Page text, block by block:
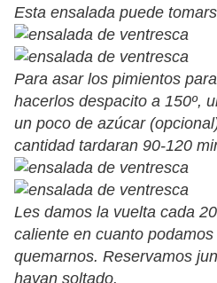
Esta ensalada puede
Para asar los pimientos
hacerlos despacito a 150º,
un poco de azúcar
cantidad tardaran 90-120
Les damos la vuelta cada
caliente en cuanto
quemarnos. Reservamos
hayan soltado.